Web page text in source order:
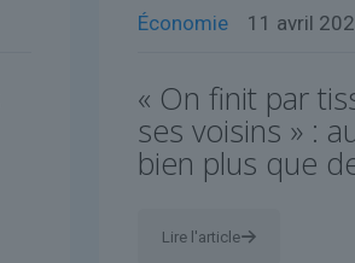
Économie 11 avril
« On finit par
ses voisins » :
bien plus que
Lire l'article